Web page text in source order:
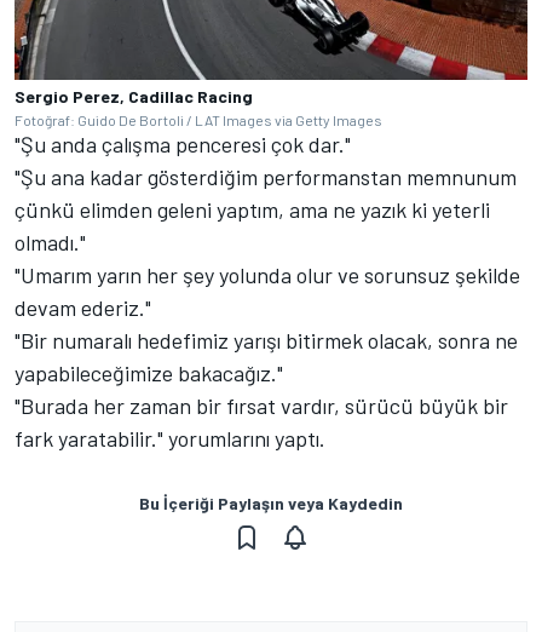
Sergio Perez, Cadillac Racing
Fotoğraf: Guido De Bortoli / LAT Images via Getty Images
"Şu anda çalışma penceresi çok dar."
"Şu ana kadar gösterdiğim performanstan memnunum
çünkü elimden geleni yaptım, ama ne yazık ki yeterli
olmadı."
"Umarım yarın her şey yolunda olur ve sorunsuz şekilde
devam ederiz."
"Bir numaralı hedefimiz yarışı bitirmek olacak, sonra ne
yapabileceğimize bakacağız."
"Burada her zaman bir fırsat vardır, sürücü büyük bir
fark yaratabilir." yorumlarını yaptı.
Bu İçeriği Paylaşın veya Kaydedin